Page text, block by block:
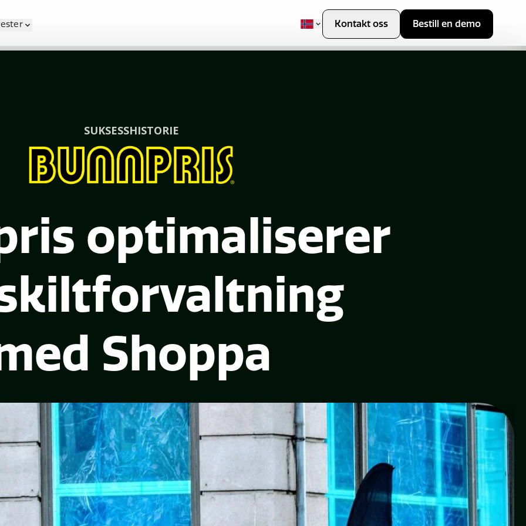
Kontakt oss Bestill en demo
SUKSESSHISTORIE
optimaliserer
Shoppa